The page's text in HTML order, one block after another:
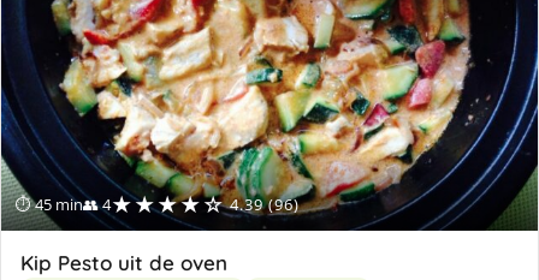
⏱ 45 min👥 4★★★★☆ 4.39 (96)
Kip Pesto uit de oven